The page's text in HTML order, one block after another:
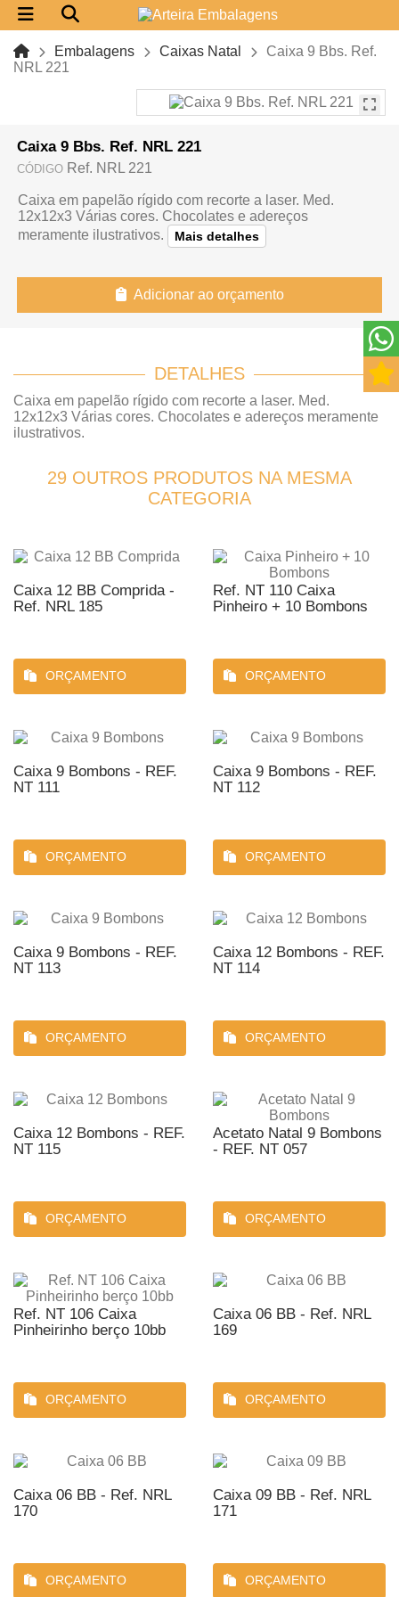
Embalagens Caixas Natal
Caixa 9 Bbs. Ref.
NRL 221
Caixa 9 Bbs. Ref. NRL 221
CÓDIGO Ref. NRL 221
Caixa em papelão rígido com recorte a laser. Med.
12x12x3 Várias cores. Chocolates e adereços
meramente ilustrativos.
Mais detalhes
Adicionar ao orçamento
DETALHES
Caixa em papelão rígido com recorte a laser. Med.
12x12x3 Várias cores. Chocolates e adereços meramente
ilustrativos.
29 OUTROS PRODUTOS NA MESMA
CATEGORIA
Caixa 12 BB Comprida -
Ref. NRL 185
ORÇAMENTO
Ref. NT 110 Caixa
Pinheiro + 10 Bombons
ORÇAMENTO
Caixa 9 Bombons - REF.
NT 111
ORÇAMENTO
Caixa 9 Bombons - REF.
NT 112
ORÇAMENTO
Caixa 9 Bombons - REF.
NT 113
ORÇAMENTO
Caixa 12 Bombons - REF.
NT 114
ORÇAMENTO
Caixa 12 Bombons - REF.
NT 115
ORÇAMENTO
Acetato Natal 9 Bombons
- REF. NT 057
ORÇAMENTO
Ref. NT 106 Caixa
Pinheirinho berço 10bb
ORÇAMENTO
Caixa 06 BB - Ref. NRL
169
ORÇAMENTO
Caixa 06 BB - Ref. NRL
170
ORÇAMENTO
Caixa 09 BB - Ref. NRL
171
ORÇAMENTO